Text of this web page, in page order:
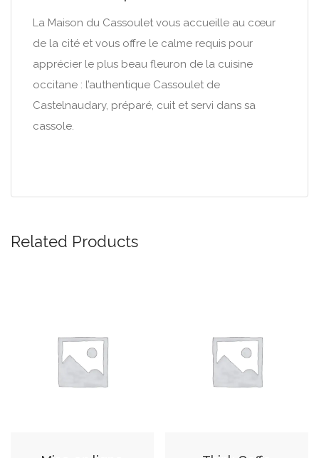
La Maison du Cassoulet vous accueille au cœur
de la cité et vous offre le calme requis pour
apprécier le plus beau fleuron de la cuisine
occitane : l’authentique Cassoulet de
Castelnaudary, préparé, cuit et servi dans sa
cassole.
Related Products